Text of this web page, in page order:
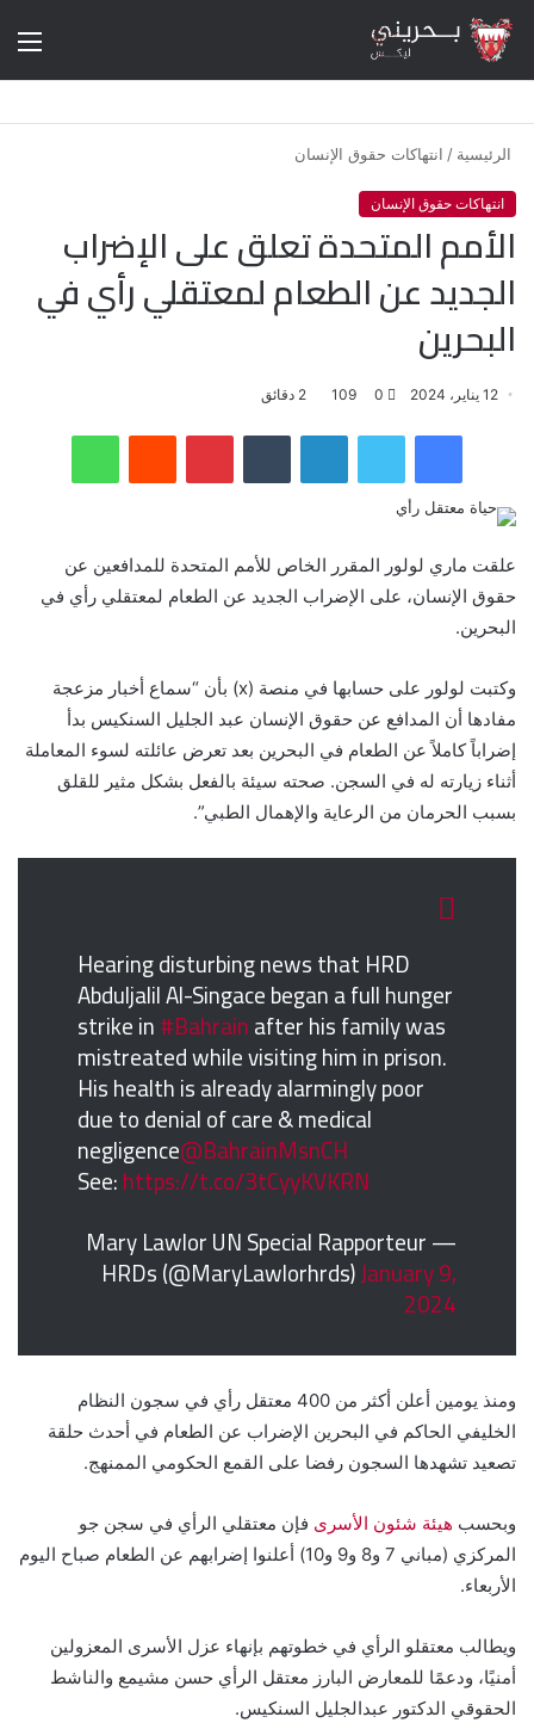
الرئيسية / انتهاكات حقوق الإنسان
انتهاكات حقوق الإنسان
الأمم المتحدة تعلق على الإضراب
الجديد عن الطعام لمعتقلي رأي في
البحرين
12 يناير، 2024 0
109
فيسبوك لينكدإن بينتيريست
علقت ماري لولور المقرر الخاص للأمم المتحدة للمدافعين عن
حقوق الإنسان، على الإضراب الجديد عن الطعام لمعتقلي رأي في
البحرين.
وكتبت لولور على حسابها في منصة (x) بأن “سماع أخبار مزعجة
مفادها أن المدافع عن حقوق الإنسان عبد الجليل السنكيس بدأ
إضراباً كاملاً عن الطعام في البحرين بعد تعرض عائلته لسوء المعاملة
أثناء زيارته له في السجن. صحته سيئة بالفعل بشكل مثير للقلق
بسبب الحرمان من الرعاية والإهمال الطبي”.
Hearing disturbing news that HRD
Abduljalil Al-Singace began a full hunger
strike in#Bahrainafter his family was
mistreated while visiting him in prison.
His health is already alarmingly poor
due to denial of care & medical
negligence@BahrainMsnCH
See:https://t.co/3tCyyKVKRN
— Mary Lawlor UN Special Rapporteur
HRDs (@MaryLawlorhrds)January 9,
2024
ومنذ يومين أعلن أكثر من 400 معتقل رأي في سجون النظام
الخليفي الحاكم في البحرين الإضراب عن الطعام في أحدث حلقة
تصعيد تشهدها السجون رفضا على القمع الحكومي الممنهج.
وبحسب هيئة شئون الأسرى فإن معتقلي الرأي في سجن جو
المركزي (مباني 7 و8 و9 و10) أعلنوا إضرابهم عن الطعام صباح اليوم
الأربعاء.
ويطالب معتقلو الرأي في خطوتهم بإنهاء عزل الأسرى المعزولين
أمنيًا، ودعمًا للمعارض البارز معتقل الرأي حسن مشيمع والناشط
الحقوقي الدكتور عبدالجليل السنكيس.